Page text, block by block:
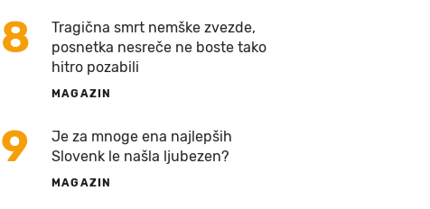
8
Tragična smrt nemške zvezde,
posnetka nesreče ne boste tako
hitro pozabili
MAGAZIN
9
Je za mnoge ena najlepših
Slovenk le našla ljubezen?
MAGAZIN